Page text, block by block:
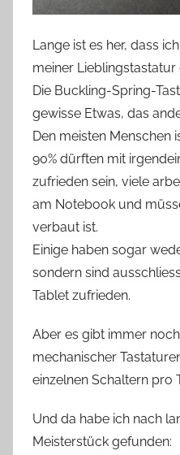
Lange ist es her, dass
meiner Lieblingstastatur
Die Buckling-Spring-
gewisse Etwas, das
Den meisten Menschen
90% dürften mit
zufrieden sein, viele
am Notebook und
verbaut ist.
Einige haben sogar
sondern sind
Tablet zufrieden.
Aber es gibt immer
mechanischer
einzelnen Schaltern pro
Und da habe ich nach
Meisterstück gefunden: